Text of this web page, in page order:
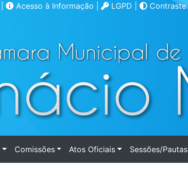
Acesso à Informação LGPD Contraste
Comissões Atos Oficiais Sessões/Pautas